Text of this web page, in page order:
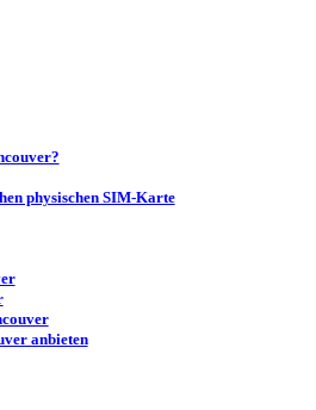
physischen SIM-Karte
anbieten